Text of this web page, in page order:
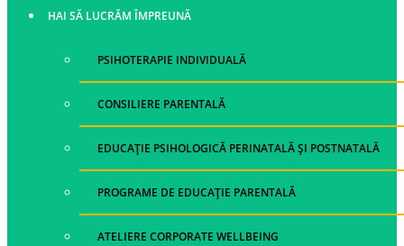
HAI SĂ LUCRĂM ÎMPREUNĂ
PSIHOTERAPIE INDIVIDUALĂ
CONSILIERE PARENTALĂ
EDUCAȚIE PSIHOLOGICĂ PERINATALĂ ȘI POSTNATALĂ
PROGRAME DE EDUCAȚIE PARENTALĂ
ATELIERE CORPORATE WELLBEING